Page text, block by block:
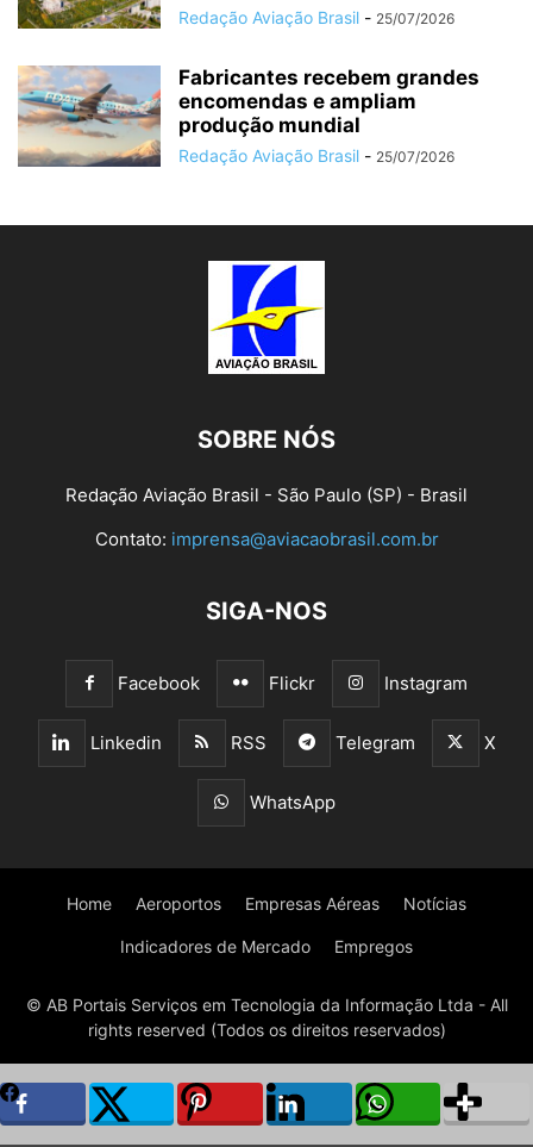
Redação Aviação Brasil - 25/07/2026
Fabricantes recebem grandes
encomendas e ampliam
produção mundial
Redação Aviação Brasil - 25/07/2026
SOBRE NÓS
Redação Aviação Brasil - São Paulo (SP) - Brasil
Contato: imprensa@aviacaobrasil.com.br
SIGA-NOS
Facebook Flickr Instagram
Linkedin RSS Telegram X
WhatsApp
Home Aeroportos Empresas Aéreas Notícias
Indicadores de Mercado Empregos
© AB Portais Serviços em Tecnologia da Informação Ltda - All
rights reserved (Todos os direitos reservados)